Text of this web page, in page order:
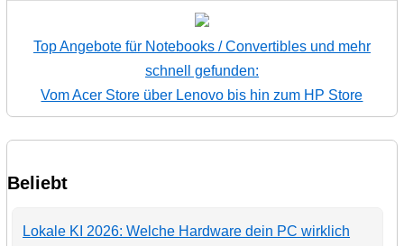
Top Angebote für Notebooks / Convertibles und mehr
schnell gefunden:
Vom Acer Store über Lenovo bis hin zum HP Store
Beliebt
Lokale KI 2026: Welche Hardware dein PC wirklich